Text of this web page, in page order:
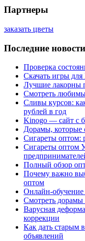
Партнеры
заказать цветы
Последние новости
Проверка
Скачать игры
Лучшие лакорны
Смотреть
Сливы курсов:
рублей в год
Kinogo — сайт с
Дорамы, которые
Сигареты оптом:
Сигареты оптом
Полный обзор
Почему важно
оптом
Онлайн-
Смотреть дорамы
Варусная
коррекции
Как дать старым
объявлений